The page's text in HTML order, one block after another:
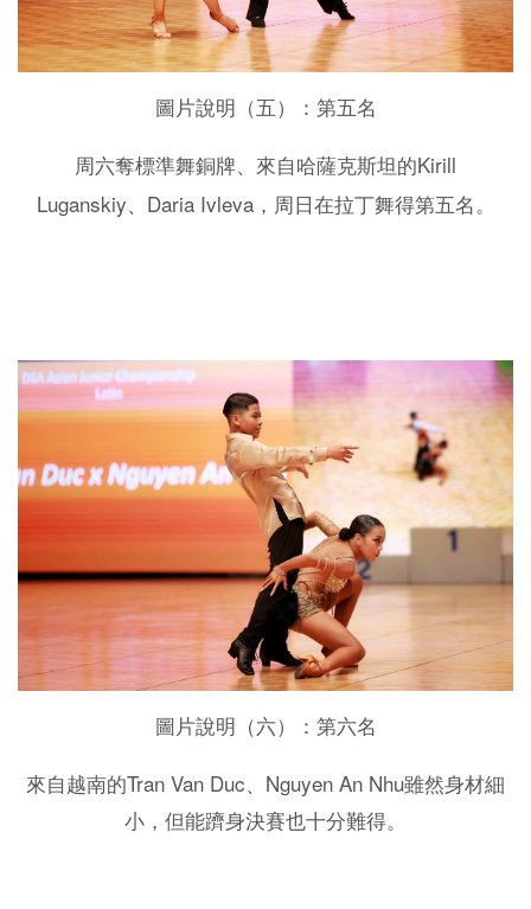
圖片說明（五）：第五名
周六奪標準舞銅牌、來自哈薩克斯坦的Kirill
Luganskiy、 Daria Ivleva，周日在拉丁舞得第五名。
圖片說明（六）：第六名
來自越南的Tran Van Duc、 Nguyen An Nhu雖然身材細
小，但能躋身決賽也十分難得。